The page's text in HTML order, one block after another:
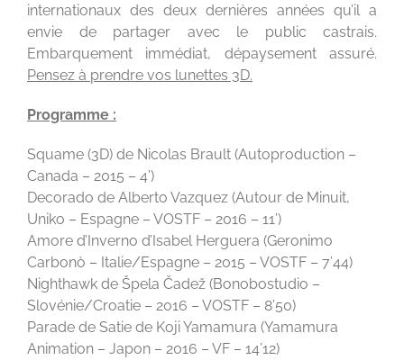
internationaux des deux dernières années qu’il a
envie de partager avec le public castrais.
Embarquement immédiat, dépaysement assuré.
Pensez à prendre vos lunettes 3D.
Programme :
Squame (3D) de Nicolas Brault (Autoproduction –
Canada – 2015 – 4’)
Decorado de Alberto Vazquez (Autour de Minuit,
Uniko – Espagne – VOSTF – 2016 – 11’)
Amore d’Inverno d’Isabel Herguera (Geronimo
Carbonò – Italie/Espagne – 2015 – VOSTF – 7’44)
Nighthawk de Špela Čadež (Bonobostudio –
Slovénie/Croatie – 2016 – VOSTF – 8’50)
Parade de Satie de Koji Yamamura (Yamamura
Animation – Japon – 2016 – VF – 14’12)